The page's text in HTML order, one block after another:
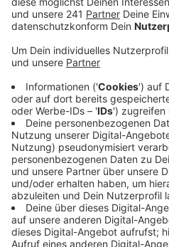
Mit normalerweise rund
der größten
Euskirchen. Weil durch die
Einschränkungen viele
nun besonders wichtig.
Für den Termin gibt es
online einen Termin zu
Wartezeiten zu verhindern.
150 Menschen Gebrauch
aber auch eine Spende
Der Bedarf an
zu Beginn der Corona-